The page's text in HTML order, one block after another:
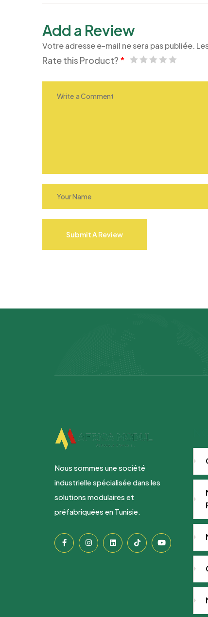
Add a Review
Votre adresse e-mail ne sera pas publiée.
Rate this Product? *
Submit A Review
Nous sommes une société
industrielle spécialisée dans les
solutions modulaires et
préfabriquées en Tunisie.